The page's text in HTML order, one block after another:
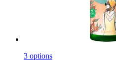
3 options